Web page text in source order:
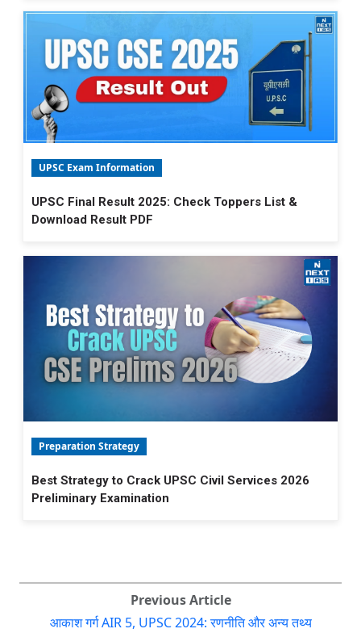
UPSC Exam Information
UPSC Final Result 2025: Check Toppers List &
Download Result PDF
Preparation Strategy
Best Strategy to Crack UPSC Civil Services 2026
Preliminary Examination
Previous Article
आकाश गर्ग AIR 5, UPSC 2024: रणनीति और अन्य तथ्य